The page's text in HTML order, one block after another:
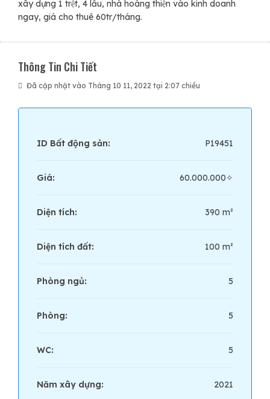
xây dựng 1 trệt, 4 lầu, nhà hoàng thiện vào kinh doanh
ngay, giá cho thuê 60tr/tháng.
Thông Tin Chi Tiết
Đã cập nhật vào Tháng 10 11, 2022 tại 2:07 chiều
ID Bất động sản: P19451
Giá: 60.000.000✧
Diện tích: 390 m²
Diện tích đất: 100 m²
Phòng ngủ: 5
Phòng: 5
WC: 5
Năm xây dựng: 2021